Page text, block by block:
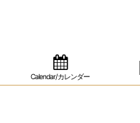
Calendar/カレンダー